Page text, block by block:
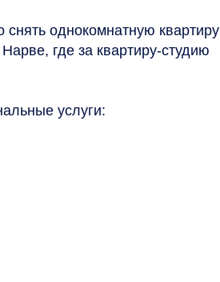
однокомнатную квартиру
где за квартиру-студию
услуги: